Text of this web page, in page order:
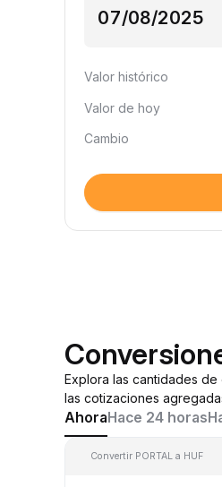
Valor histórico
Valor de hoy
Cambio
Explora las cantidades
las cotizaciones
AhoraHace 24 horas
Convertir PORTAL a HUF